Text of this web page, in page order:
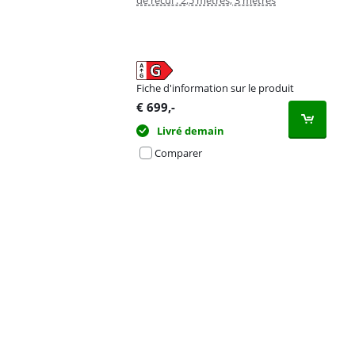
Fiche d'information sur le produit
s'ouvre dans un nouvel onglet
€ 699,-
Livré demain
Comparer